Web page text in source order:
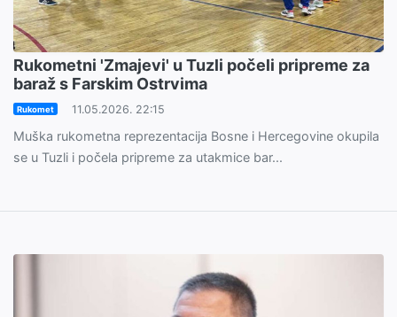
Rukometni 'Zmajevi' u Tuzli počeli pripreme za
baraž s Farskim Ostrvima
Rukomet 11.05.2026. 22:15
Muška rukometna reprezentacija Bosne i Hercegovine okupila
se u Tuzli i počela pripreme za utakmice bar...